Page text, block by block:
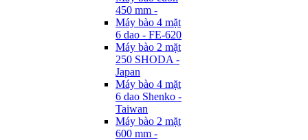
450 mm -
Máy bào 4 mặt
6 dao - FE-620
Máy bào 2 mặt
250 SHODA -
Japan
Máy bào 4 mặt
6 dao Shenko -
Taiwan
Máy bào 2 mặt
600 mm -